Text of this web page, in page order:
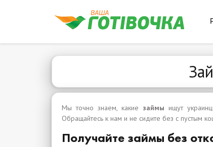
Мы точно знаем, какие займы ищут
Обращайтесь к нам и не сидите без с пустым
Получайте займы без